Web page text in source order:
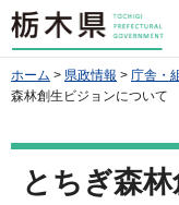
栃木県
ホーム > 県政情報 > 庁舎・
森林創生ビジョンについて
とちぎ森